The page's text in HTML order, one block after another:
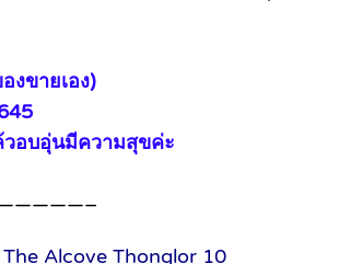
งขายเอง)
อบอุ่นมีความสุขค่ะ
Alcove Thonglor 10